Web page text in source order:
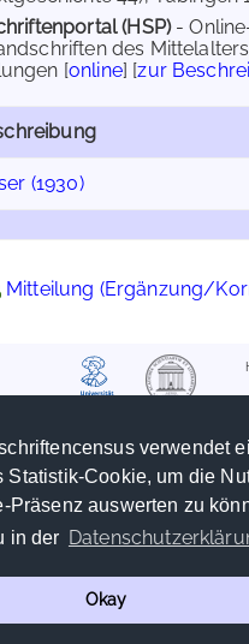
verwendet
Statistik-Cookie, um die
Präsenz auswerten zu
in der
Okay
(HSP)-
des
[online] [zur
(1930)
Mitteilung (Ergänzung/